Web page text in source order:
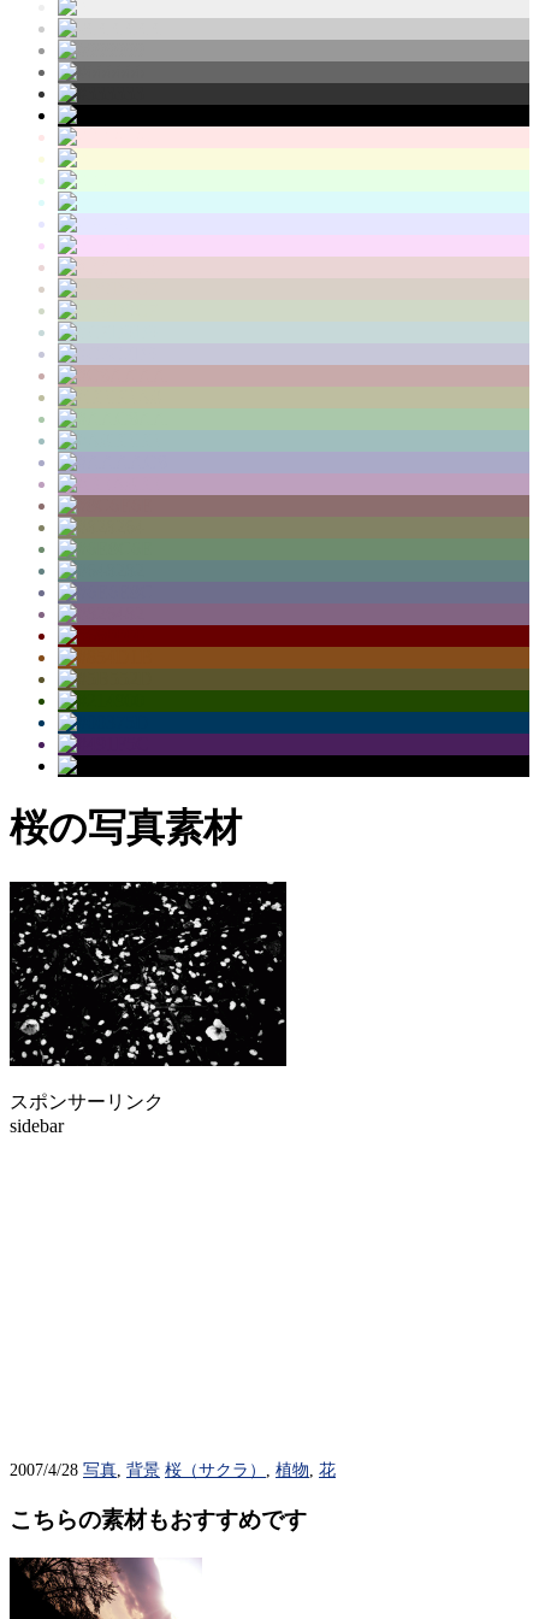
桜の写真素材
スポンサーリンク
sidebar
2007/4/28 写真 背景 桜（サクラ） 植物 花
こちらの素材もおすすめです